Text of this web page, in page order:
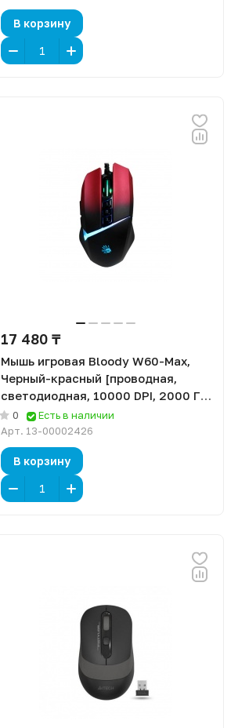
В корзину
17 480 ₸
Мышь игровая Bloody W60-Max,
Черный-красный [проводная,
светодиодная, 10000 DPI, 2000 Гц,
подсветка]
0
Есть в наличии
Арт. 13-00002426
В корзину